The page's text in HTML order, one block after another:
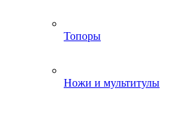
Топоры
Ножи и мультитулы